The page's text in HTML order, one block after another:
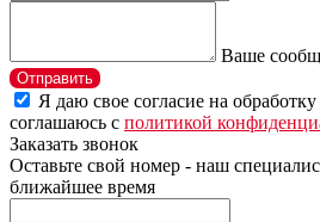
Ваше
Отправить
Я даю свое согласие на
соглашаюсь с политикой
Заказать звонок
Оставьте свой номер - наш
ближайшее время